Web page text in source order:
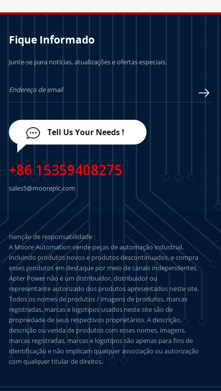
Fique Informado
Junte-se para notícias, atualizações e ofertas especiais.
Tell Us Your Needs !
+86 15359408275
sales5@mooreplc.com
Isenção de responsabilidade :
A Moore Automation vende peças de automação industrial,
incluindo produtos novos e produtos descontinuados, e compra
esses produtos em destaque por meio de canais independentes.
Apter Power não é um distribuidor, distribuidor ou
representante autorizado dos produtos apresentados neste site.
Todos os nomes de produtos / imagens de produtos, marcas
registradas, marcas e logotipos usados neste site são de
propriedade de seus respectivos proprietários. A descrição,
descrição ou venda de produtos com esses nomes, imagens,
marcas registradas, marcas e logotipos são apenas para fins de
identificação e não implicam qualquer associação ou autorização
com qualquer titular de direitos.